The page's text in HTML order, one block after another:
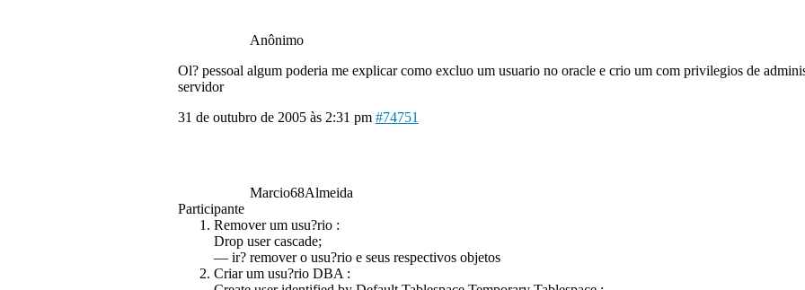
Anônimo
Ol? pessoal algum poderia me explicar como excluo um usuario no oracle e crio um com privilegios de
servidor
31 de outubro de 2005 às 2:31 pm #74751
Marcio68Almeida
Participante
Remover um usu?rio :
Drop user cascade;
— ir? remover o usu?rio e seus respectivos objetos
Criar um usu?rio DBA :